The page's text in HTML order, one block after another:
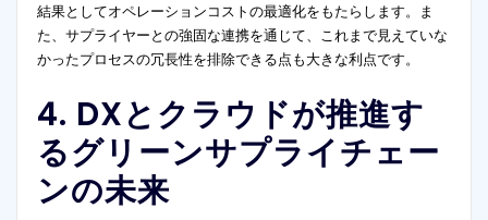
結果としてオペレーションコストの最適化をもたらします。ま
た、サプライヤーとの強固な連携を通じて、これまで見えていな
かったプロセスの冗長性を排除できる点も大きな利点です。
4. DXとクラウドが推進す
るグリーンサプライチェー
ンの未来